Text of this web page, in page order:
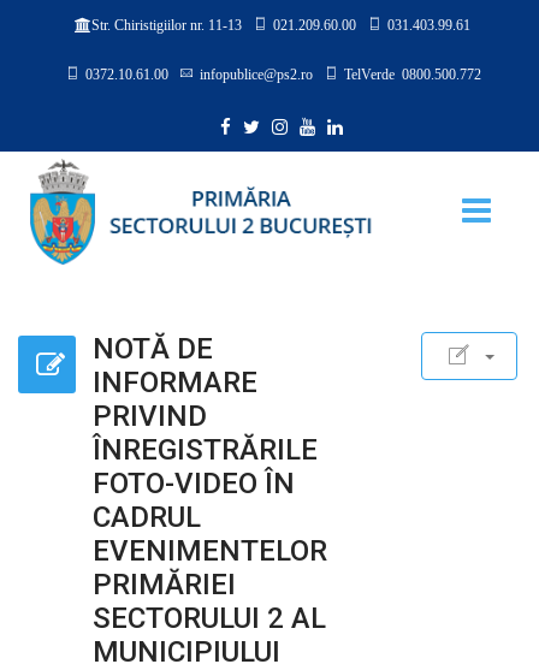
Str. Chiristigiilor nr. 11-13 021.209.60.00 031.403.99.61
0372.10.61.00 infopublice@ps2.ro TelVerde 0800.500.772
NOTĂ DE
INFORMARE
PRIVIND
ÎNREGISTRĂRILE
FOTO-VIDEO ÎN
CADRUL
EVENIMENTELOR
PRIMĂRIEI
SECTORULUI 2 AL
MUNICIPIULUI